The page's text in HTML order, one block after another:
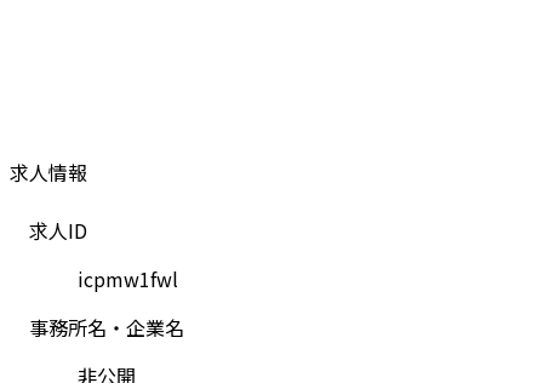
求人情報
求人ID
icpmw1fwl
事務所名・企業名
非公開